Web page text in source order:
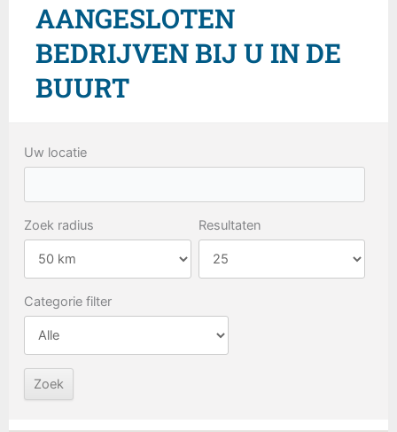
AANGESLOTEN
BEDRIJVEN BIJ U IN DE
BUURT
Uw locatie
Zoek radius Resultaten
Categorie filter